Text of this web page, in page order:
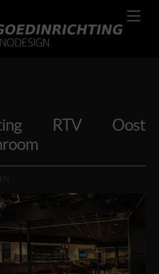
RTV Oost